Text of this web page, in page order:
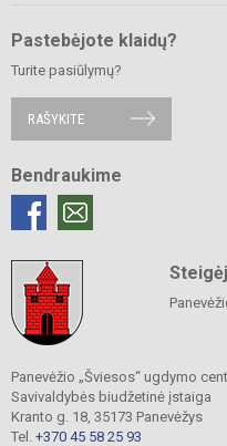
Pastebėjote klaidų?
Turite pasiūlymų?
RAŠYKITE
Bendraukime
Panevėžio „Šviesos“ ugdymo
Savivaldybės biudžetinė įstaiga
Kranto g. 18, 35173 Panevėžys
Tel. +370 45 58 25 93